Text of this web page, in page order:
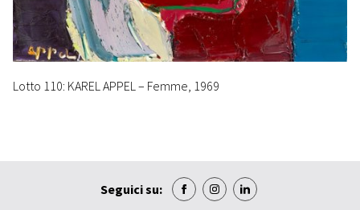
Lotto 110: KAREL APPEL – Femme, 1969
Seguici su: